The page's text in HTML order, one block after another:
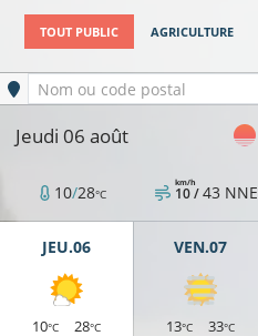
TOUT PUBLIC AGRICULTURE
Ville sélectionnée
Nom ou code postal
Jeudi 06 août
10/28°C 10 /
km/h 43 NNE
JEU.06
10°C 28°C
VEN.07
13°C 33°C